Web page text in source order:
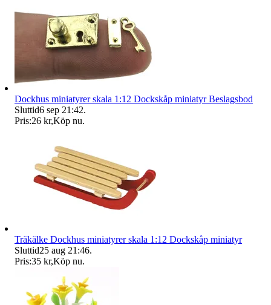
Dockhus miniatyrer skala 1:12 Dockskåp miniatyr Beslagsbod
Sluttid6 sep 21:42.
Pris:26 kr,Köp nu.
Träkälke Dockhus miniatyrer skala 1:12 Dockskåp miniatyr
Sluttid25 aug 21:46.
Pris:35 kr,Köp nu.